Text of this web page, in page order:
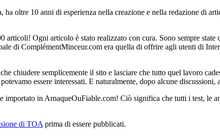
oltre 10 anni di esperienza nella creazione e nella redazione di
Ogni articolo è stato realizzato con cura. Sono sempre state
di ComplémentMinceur.com era quella di offrire agli utenti di
chiudere semplicemente il sito e lasciare che tutto quel lavoro
essere interessati. E naturalmente, dopo alcune discussioni,
in ArnaqueOuFiable.com! Ciò significa che tutti i test, le
di TOA prima di essere pubblicati.